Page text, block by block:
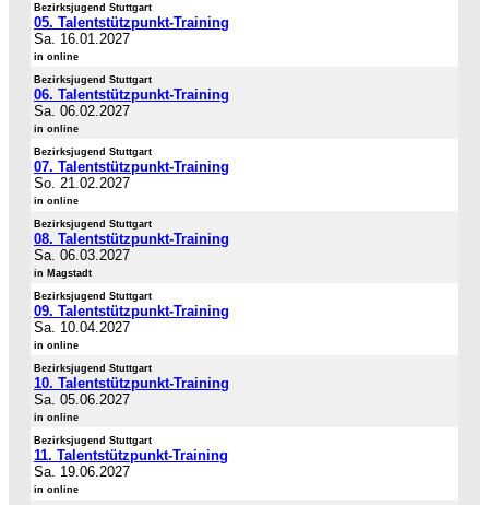
Bezirksjugend Stuttgart
05. Talentstützpunkt-Training
Sa. 16.01.2027
in online
Bezirksjugend Stuttgart
06. Talentstützpunkt-Training
Sa. 06.02.2027
in online
Bezirksjugend Stuttgart
07. Talentstützpunkt-Training
So. 21.02.2027
in online
Bezirksjugend Stuttgart
08. Talentstützpunkt-Training
Sa. 06.03.2027
in Magstadt
Bezirksjugend Stuttgart
09. Talentstützpunkt-Training
Sa. 10.04.2027
in online
Bezirksjugend Stuttgart
10. Talentstützpunkt-Training
Sa. 05.06.2027
in online
Bezirksjugend Stuttgart
11. Talentstützpunkt-Training
Sa. 19.06.2027
in online